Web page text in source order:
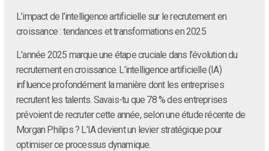
L’impact de l’intelligence artificielle sur le recrutement en
croissance : tendances et transformations en 2025
L’année 2025 marque une étape cruciale dans l’évolution du
recrutement en croissance. L’intelligence artificielle (IA)
influence profondément la manière dont les entreprises
recrutent les talents. Savais-tu que 78 % des entreprises
prévoient de recruter cette année, selon une étude récente de
Morgan Philips ? L’IA devient un levier stratégique pour
optimiser ce processus dynamique.